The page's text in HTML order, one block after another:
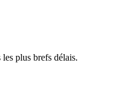
plus brefs délais.